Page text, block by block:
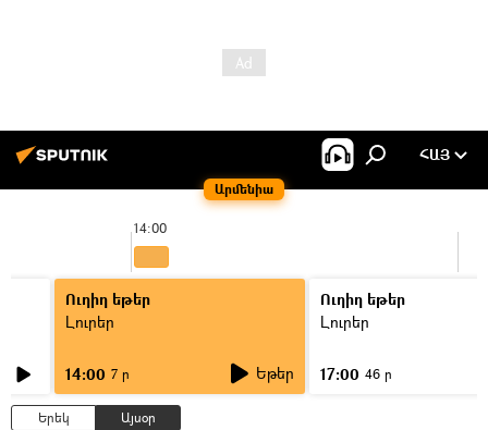
Արմենիա
ՀԱՅ
14:00
Ուղիղ եթեր
Լուրեր
14:00 7 ր Եթեր
Ուղիղ եթեր
Լուրեր
17:00 46 ր
Երեկ Այսօր